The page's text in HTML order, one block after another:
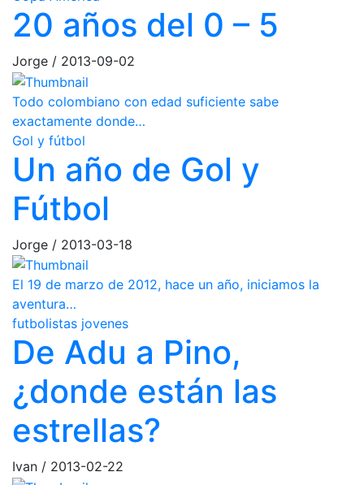
20 años del 0 – 5
Jorge / 2013-09-02
Todo colombiano con edad suficiente sabe
exactamente donde…
Gol y fútbol
Un año de Gol y
Fútbol
Jorge / 2013-03-18
El 19 de marzo de 2012, hace un año, iniciamos la
aventura…
futbolistas jovenes
De Adu a Pino,
¿donde están las
estrellas?
Ivan / 2013-02-22